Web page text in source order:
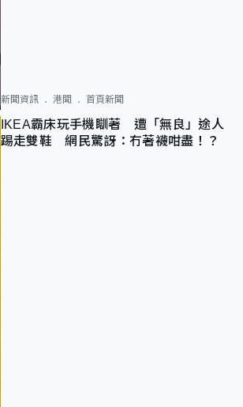
新聞資訊 港聞 首頁新聞
IKEA霸床玩手機瞓著 遭「無良」途人
踢走雙鞋 網民驚訝：冇著襪咁盡！？